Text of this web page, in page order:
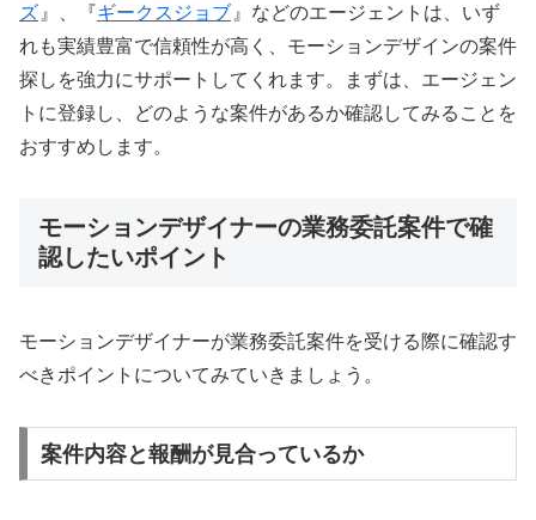
ズ 』、『ギークスジョブ 』などのエージェントは、いず
れも実績豊富で信頼性が高く、モーションデザインの案件
探しを強力にサポートしてくれます。まずは、エージェン
トに登録し、どのような案件があるか確認してみることを
おすすめします。
モーションデザイナーの業務委託案件で確
認したいポイント
モーションデザイナーが業務委託案件を受ける際に確認す
べきポイントについてみていきましょう。
案件内容と報酬が見合っているか